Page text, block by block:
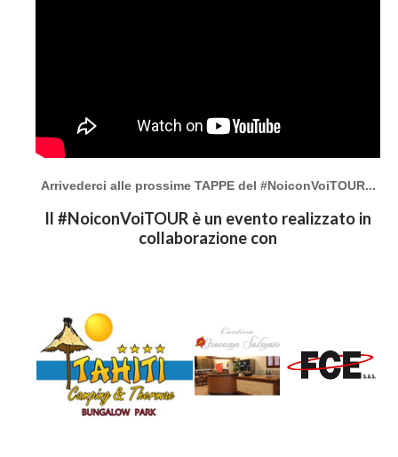
Arrivederci alle prossime TAPPE del #NoiconVoiTOUR...
Il #NoiconVoiTOUR è un evento realizzato in
collaborazione con